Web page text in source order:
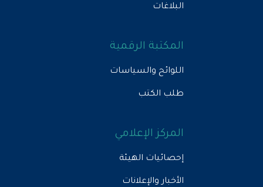
البلاغات
المكتبة الرقمية
اللوائح والسياسات
طلب الكتب
المركز الإعلامي
إحصائيات الهيئة
الأخبار والإعلانات